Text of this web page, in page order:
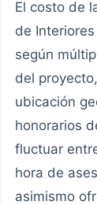
El costo de
de
según
del
ubicación
honorarios
fluctuar
hora de
asimismo